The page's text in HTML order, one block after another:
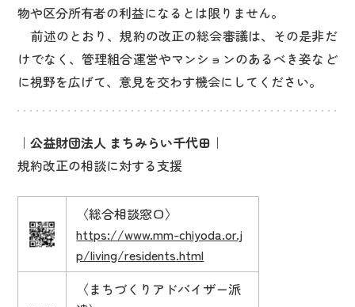
物や区分所有者の利益になるとは限りません。
前述のとおり、規約の改正の総会審議は、その是非だ
けでなく、管理組合運営やマンションのあるべき姿など
に視野を広げて、意見を交わす機会にしてください。
｜公益財団法人 まちみらい千代田｜
規約改正の相談に対する支援
〈総合相談窓口〉
https://www.mm-chiyoda.or.j
p/living/residents.html
〈まちづくりアドバイザー派